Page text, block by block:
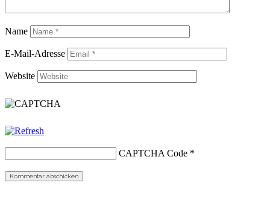
Name
E-Mail-Adresse
Website
CAPTCHA Code *